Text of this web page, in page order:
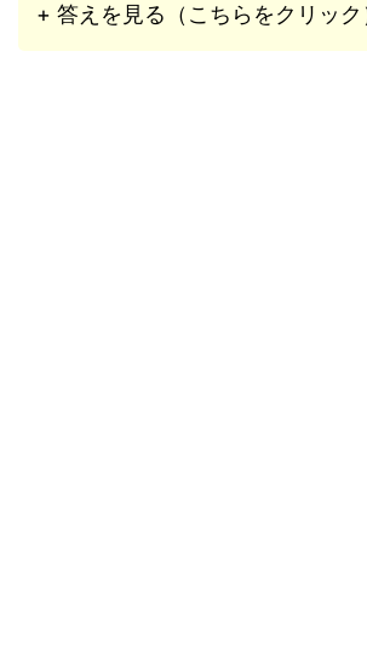
+ 答えを見る（こちらをクリック